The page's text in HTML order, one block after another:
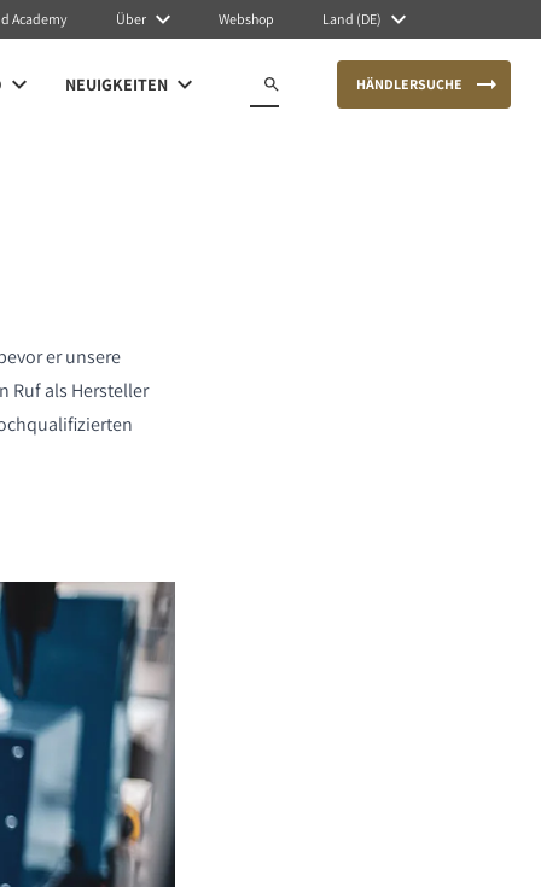
Academy Über Webshop Land (DE)
NEUIGKEITEN HÄNDLERSUCHE
er unsere
Ruf als Hersteller